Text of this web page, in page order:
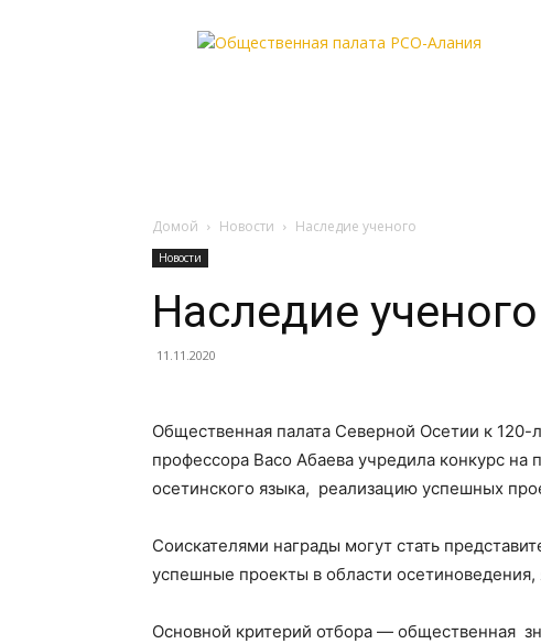
Общественная
Домой Новости Наследие ученого
Новости
Наследие ученого
11.11.2020
Общественная палата Северной Осетии к
профессора Васо Абаева учредила конкурс
осетинского языка, реализацию успешных
Соискателями награды могут стать
успешные проекты в области
Основной критерий отбора — общественная